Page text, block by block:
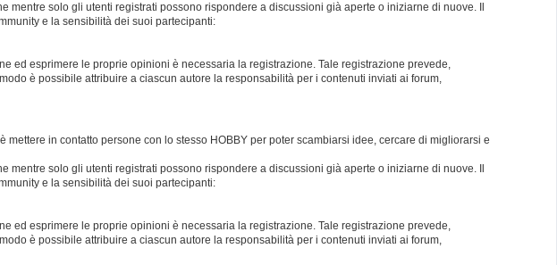
solo gli utenti registrati possono rispondere a discussioni già aperte o iniziarne di nuove. Il
e la sensibilità dei suoi partecipanti:
ed esprimere le proprie opinioni è necessaria la registrazione. Tale registrazione prevede,
è possibile attribuire a ciascun autore la responsabilità per i contenuti inviati ai forum,
in contatto persone con lo stesso HOBBY per poter scambiarsi idee, cercare di migliorarsi e
solo gli utenti registrati possono rispondere a discussioni già aperte o iniziarne di nuove. Il
e la sensibilità dei suoi partecipanti:
ed esprimere le proprie opinioni è necessaria la registrazione. Tale registrazione prevede,
è possibile attribuire a ciascun autore la responsabilità per i contenuti inviati ai forum,